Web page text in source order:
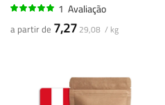
1 Avaliação
a partir de 7,27 29,08 / kg